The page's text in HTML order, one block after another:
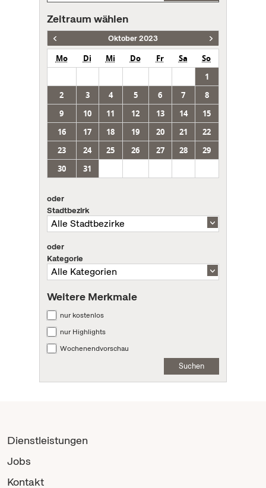
Zeitraum wählen
Oktober 2023
Mo Di Mi Do Fr Sa
So
1
2
3 4 5 6 7
8
9
10 11 12 13 14
15
16
17 18 19 20 21
22
23
24 25 26 27 28
29
30
31
oder
Stadtbezirk
oder
Kategorie
Weitere Merkmale
nur kostenlos
nur Highlights
Wochenendvorschau
Suchen
Dienstleistungen
Jobs
Kontakt